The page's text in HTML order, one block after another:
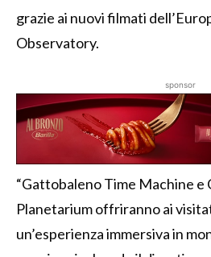
grazie ai nuovi filmati
Observatory.
sponsor
“Gattobaleno Time Machine e
Planetarium offriranno ai
un’esperienza immersiva in